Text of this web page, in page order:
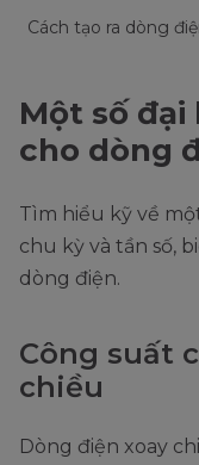
Cách tạo ra dòng
Một số
cho dòng
Tìm hiểu kỹ về
chu kỳ và tần số,
dòng điện.
Công suất
chiều
Dòng điện xoay